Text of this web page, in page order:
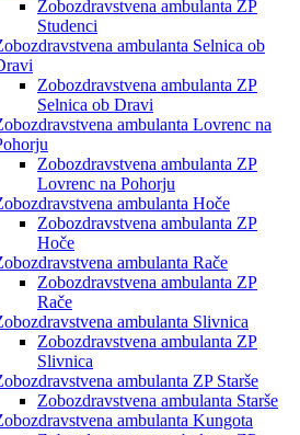
Zobozdravstvena ambulanta ZP
Studenci
ambulanta Selnica ob
Zobozdravstvena ambulanta ZP
Selnica ob Dravi
ambulanta Lovrenc na
Zobozdravstvena ambulanta ZP
Lovrenc na Pohorju
ambulanta Hoče
Zobozdravstvena ambulanta ZP
Hoče
ambulanta Rače
Zobozdravstvena ambulanta ZP
Rače
ambulanta Slivnica
Zobozdravstvena ambulanta ZP
Slivnica
ambulanta ZP Starše
Zobozdravstvena ambulanta Starše
ambulanta Kungota